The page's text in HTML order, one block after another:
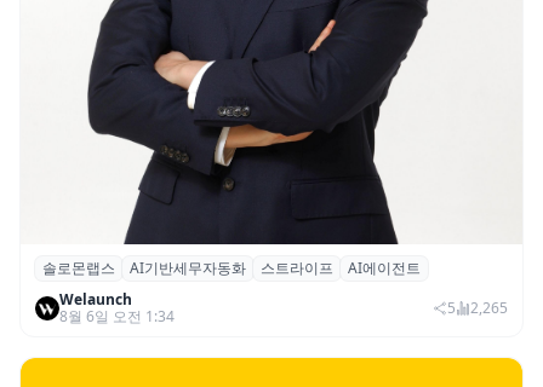
솔로몬랩스, 스트라이프 출신 이창헌 영입…
절세 전략 AI 에이전트 개발 본격화
솔로몬랩스 AI기반세무자동화 스트라이프
AI에이전트
Welaunch
8월 6일 오전 1:34
5 2,265